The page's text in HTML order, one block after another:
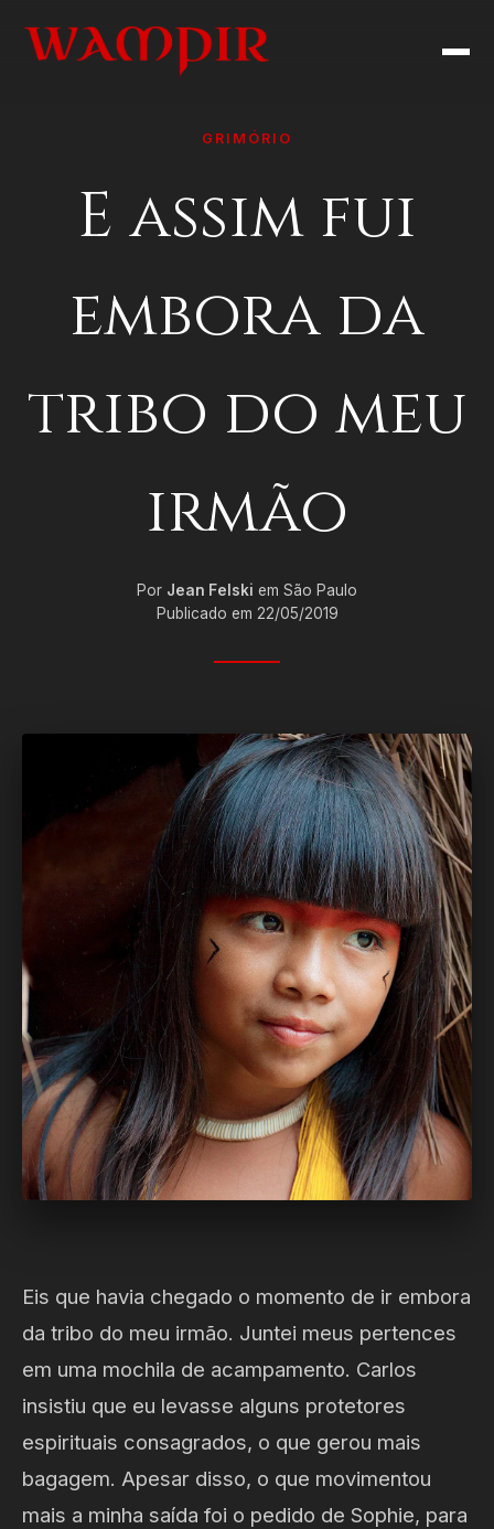
GRIMÓRIO
E assim fui
embora da
tribo do meu
irmão
Por Jean Felski em São Paulo
Publicado em 22/05/2019
Eis que havia chegado o momento de ir embora
da tribo do meu irmão. Juntei meus pertences
em uma mochila de acampamento. Carlos
insistiu que eu levasse alguns protetores
espirituais consagrados, o que gerou mais
bagagem. Apesar disso, o que movimentou
mais a minha saída foi o pedido de Sophie, para